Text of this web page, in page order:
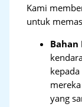
Kami
untuk
Bahan
yang